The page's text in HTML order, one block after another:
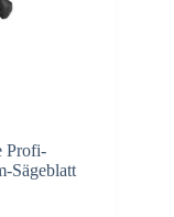
Profi-
Sägeblatt